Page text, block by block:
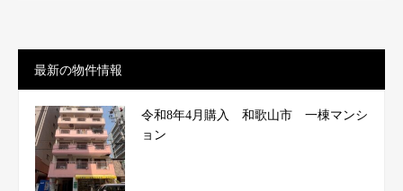
最新の物件情報
令和8年4月購入 和歌山市 一棟マンシ
ョン